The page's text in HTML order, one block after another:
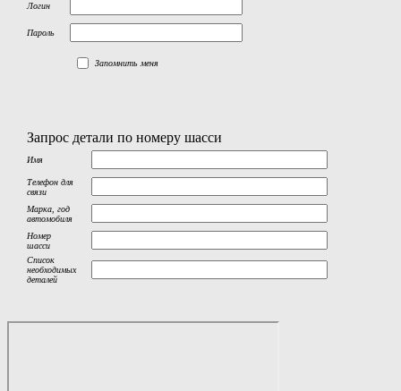
Логин
Пароль
Запомнить меня
Запрос детали по номеру шасси
Имя
Телефон для
связи
Марка, год
автомобиля
Номер
шасси
Список
необходимых
деталей